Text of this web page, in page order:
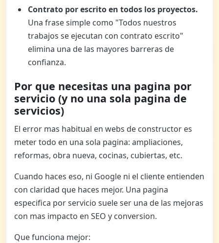
Contrato por escrito en todos los proyectos.
Una frase simple como "Todos nuestros
trabajos se ejecutan con contrato escrito"
elimina una de las mayores barreras de
confianza.
Por que necesitas una pagina por
servicio (y no una sola pagina de
servicios)
El error mas habitual en webs de constructor es
meter todo en una sola pagina: ampliaciones,
reformas, obra nueva, cocinas, cubiertas, etc.
Cuando haces eso, ni Google ni el cliente entienden
con claridad que haces mejor. Una pagina
especifica por servicio suele ser una de las mejoras
con mas impacto en SEO y conversion.
Que funciona mejor: